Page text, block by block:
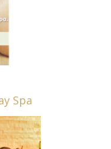
Spa